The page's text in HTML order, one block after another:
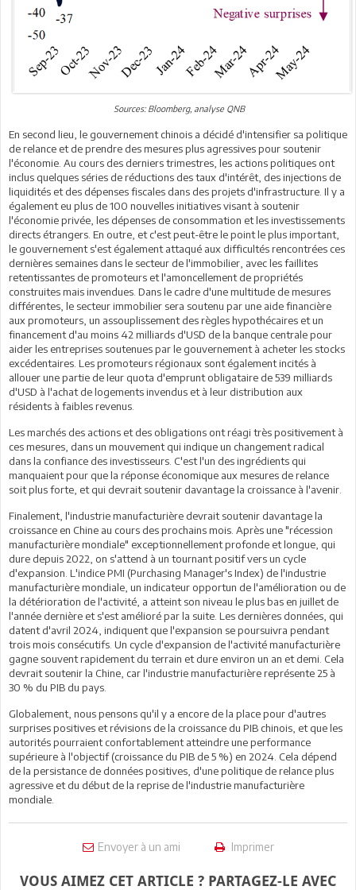
Sources: Bloomberg, analyse QNB
En second lieu, le gouvernement chinois a décidé d'intensifier sa politique
de relance et de prendre des mesures plus agressives pour soutenir
l'économie. Au cours des derniers trimestres, les actions politiques ont
inclus quelques séries de réductions des taux d'intérêt, des injections de
liquidités et des dépenses fiscales dans des projets d'infrastructure. Il y a
également eu plus de 100 nouvelles initiatives visant à soutenir
l'économie privée, les dépenses de consommation et les investissements
directs étrangers. En outre, et c'est peut-être le point le plus important,
le gouvernement s'est également attaqué aux difficultés rencontrées ces
dernières semaines dans le secteur de l'immobilier, avec les faillites
retentissantes de promoteurs et l'amoncellement de propriétés
construites mais invendues. Dans le cadre d'une multitude de mesures
différentes, le secteur immobilier sera soutenu par une aide financière
aux promoteurs, un assouplissement des règles hypothécaires et un
financement d'au moins 42 milliards d'USD de la banque centrale pour
aider les entreprises soutenues par le gouvernement à acheter les stocks
excédentaires. Les promoteurs régionaux sont également incités à
allouer une partie de leur quota d'emprunt obligataire de 539 milliards
d'USD à l'achat de logements invendus et à leur distribution aux
résidents à faibles revenus.
Les marchés des actions et des obligations ont réagi très positivement à
ces mesures, dans un mouvement qui indique un changement radical
dans la confiance des investisseurs. C'est l'un des ingrédients qui
manquaient pour que la réponse économique aux mesures de relance
soit plus forte, et qui devrait soutenir davantage la croissance à l'avenir.
Finalement, l'industrie manufacturière devrait soutenir davantage la
croissance en Chine au cours des prochains mois. Après une "récession
manufacturière mondiale" exceptionnellement profonde et longue, qui
dure depuis 2022, on s'attend à un tournant positif vers un cycle
d'expansion. L'indice PMI (Purchasing Manager's Index) de l'industrie
manufacturière mondiale, un indicateur opportun de l'amélioration ou de
la détérioration de l'activité, a atteint son niveau le plus bas en juillet de
l'année dernière et s'est amélioré par la suite. Les dernières données, qui
datent d'avril 2024, indiquent que l'expansion se poursuivra pendant
trois mois consécutifs. Un cycle d'expansion de l'activité manufacturière
gagne souvent rapidement du terrain et dure environ un an et demi. Cela
devrait soutenir la Chine, car l'industrie manufacturière représente 25 à
30 % du PIB du pays.
Globalement, nous pensons qu'il y a encore de la place pour d'autres
surprises positives et révisions de la croissance du PIB chinois, et que les
autorités pourraient confortablement atteindre une performance
supérieure à l'objectif (croissance du PIB de 5 %) en 2024. Cela dépend
de la persistance de données positives, d'une politique de relance plus
agressive et du début de la reprise de l'industrie manufacturière
mondiale.
Envoyer à un ami Imprimer
VOUS AIMEZ CET ARTICLE ? PARTAGEZ-LE AVEC